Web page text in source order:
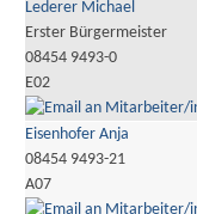
Lederer Michael
Erster Bürgermeister
08454 9493-0
E02
Eisenhofer Anja
08454 9493-21
A07